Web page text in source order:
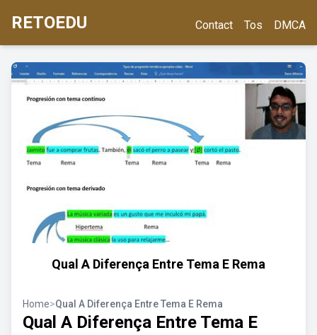
RETOEDU Contact Tos DMCA
Qual A Diferença Entre Tema E Rema
Home>Qual A Diferença Entre Tema E Rema
Qual A Diferença Entre Tema E